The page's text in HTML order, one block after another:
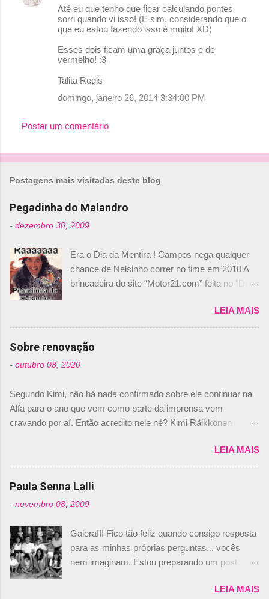
Até eu que tenho que ficar calculando pontes
sorri quando vi isso! (E sim, considerando que o
que eu estou fazendo isso é muito! XD)
Esses dois ficam uma graça juntos e de
vermelho! :3
Talita Regis
domingo, janeiro 26, 2014 3:34:00 PM
Postar um comentário
Postagens mais visitadas deste blog
Pegadinha do Malandro
- dezembro 30, 2009
Era o Dia da Mentira ! Campos nega qualquer
chance de Nelsinho correr no time em 2010 A
brincadeira do site “Motor21.com” feita no "Día
de abril –, afirmando que Nelson Piquet havia
comprado 15% das ações da Campos, dando,
com isso, um lugar no time a Nelsinho Piquet,
foi esclarecida de uma vez por todas por
Daniele Audetto, diretor da escuderia. O
não será o companheiro de Bruno Senna em
2010. "Na verdade, nós recebemos uma oferta
de Piquet", admitiu Audetto. “Mas depois de ter
dois brasileiros”, explicou, dizendo ainda que
não tem nada contra o filho do tricampeão
Nelson Piquet. “Ele é um bom piloto, rápido e
experiente.” Audetto disse ainda que a suposta
não corresponde à realidade. “O suposto 15%
de investimento seria menor do que aquilo que
outros pilotos podem trazer: italianos, r...
LEIA MAIS
Sobre renovação
- outubro 08, 2020
Segundo Kimi, não há nada confirmado sobre ele continuar na
Alfa para o ano que vem como parte da imprensa vem
cravando por aí. Então acredito nele né? Kimi Räikkönen
truth but I’ve never had an option in my contract so that’s
should, pretty much, tell you that it’s not true." #Kimi7 #EifelGP
#AlfaRomeoRacing pic.twitter.com/77EDVn39Ia — Kimi
Romain falando sobre o fato do Iceman estar há tantos anos na
@RGrosjean ! #EifelGP 🇩🇪 #F1
pic.twitter.com/GSAu1LWnwW — Formula 1 (@F1) October 8,
2020 Beijinhos, Ludy
LEIA MAIS
Paula Senna Lalli
- novembro 08, 2009
Galera!!! Fico tão feliz quando consigo resposta
para as minhas próprias perguntas... vocês
nem imaginam. Estou preparando um post
nunca falei sobre ela, aqui no Octeto. No meio
LEIA MAIS